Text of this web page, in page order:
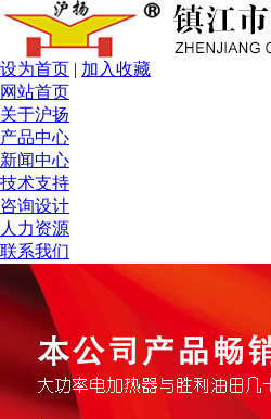
设为首页 | 加入收藏
网站首页
关于沪扬
产品中心
新闻中心
技术支持
咨询设计
人力资源
联系我们